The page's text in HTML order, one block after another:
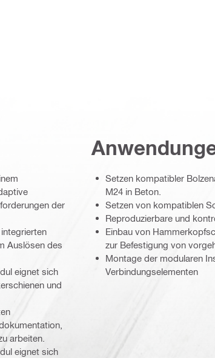
der
Auslösen des
eignet sich
und
arbeiten.
eignet sich
Setzen kompatibler
M24 in Beton.
Setzen von kompatiblen
Reproduzierbare und
Einbau von
zur Befestigung von
Montage der modularen
Verbindungselementen